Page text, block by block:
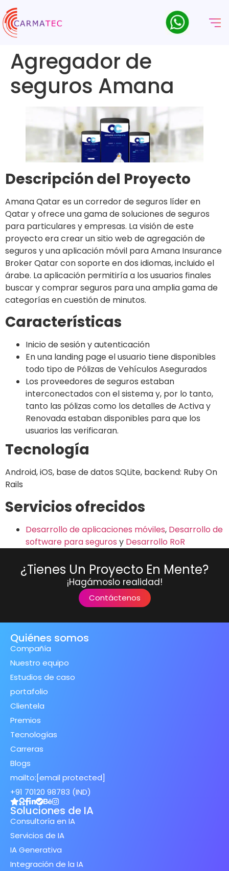
Agregador de
seguros Amana
Descripción del Proyecto
Amana Qatar es un corredor de seguros líder en
Qatar y ofrece una gama de soluciones de seguros
para particulares y empresas. La visión de este
proyecto era crear un sitio web de agregación de
seguros y una aplicación móvil para Amana Insurance
Broker Qatar con soporte en dos idiomas, incluido el
árabe. La aplicación permitiría a los usuarios finales
buscar y comprar seguros para una amplia gama de
categorías en cuestión de minutos.
Características
Inicio de sesión y autenticación
En una landing page el usuario tiene disponibles
todo tipo de Pólizas de Vehículos Asegurados
Los proveedores de seguros estaban
interconectados con el sistema y, por lo tanto,
tanto las pólizas como los detalles de Activa y
Renovada estaban disponibles para que los
usuarios las verificaran.
Tecnología
Android, iOS, base de datos SQLite, backend: Ruby On
Rails
Servicios ofrecidos
Desarrollo de aplicaciones móviles, Desarrollo de
software para seguros y Desarrollo RoR
¿Tienes Un Proyecto En Mente?
¡Hagámoslo realidad!
Contáctenos
Quiénes somos
Compañía
Nuestro equipo
Estudios de caso
portafolio
Clientela
Premios
Tecnologías
Carreras
Blogs
mailto:[email protected]
+91 70120 98783 (IND)
Soluciones de IA
Consultoría en IA
Servicios de IA
IA Generativa
Integración de la IA